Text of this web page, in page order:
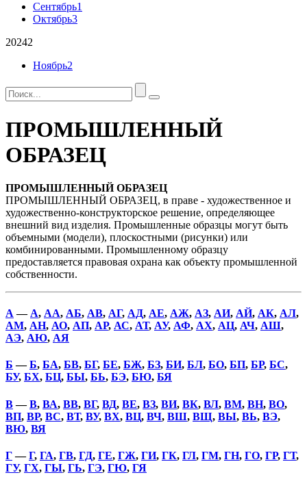
Сентябрь1
Октябрь3
20242
Ноябрь2
ПРОМЫШЛЕННЫЙ
ОБРАЗЕЦ
ПРОМЫШЛЕННЫЙ ОБРАЗЕЦ
ПРОМЫШЛЕННЫЙ ОБРАЗЕЦ, в праве - художественное и
художественно-конструкторское решение, определяющее
внешний вид изделия. Промышленные образцы могут быть
объемными (модели), плоскостными (рисунки) или
комбинированными. Промышленному образцу
предоставляется правовая охрана как объекту промышленной
собственности.
А — А, АА, АБ, АВ, АГ, АД, АЕ, АЖ, АЗ, АИ, АЙ, АК, АЛ,
АМ, АН, АО, АП, АР, АС, АТ, АУ, АФ, АХ, АЦ, АЧ, АШ,
АЭ, АЮ, АЯ
Б —Б, БА, БВ, БГ, БЕ, БЖ, БЗ, БИ, БЛ, БО, БП, БР, БС,
БУ, БХ, БЦ, БЫ, БЬ, БЭ, БЮ, БЯ
В—В, ВА, ВВ, ВГ, ВД, ВЕ, ВЗ, ВИ, ВК, ВЛ, ВМ, ВН, ВО,
ВП, ВР, ВС, ВТ, ВУ, ВХ, ВЦ, ВЧ, ВШ, ВЩ, ВЫ, ВЬ, ВЭ,
ВЮ, ВЯ
Г—Г, ГА, ГВ, ГД, ГЕ, ГЖ, ГИ, ГК, ГЛ, ГМ, ГН, ГО, ГР, ГТ,
ГУ, ГХ, ГЫ, ГЬ, ГЭ, ГЮ, ГЯ